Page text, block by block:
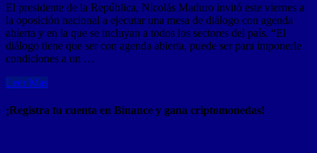
El presidente de la República, Nicolás Maduro invitó este viernes a
la oposición nacional a ejecutar una mesa de diálogo con agenda
abierta y en la que se incluyan a todos los sectores del país. “El
diálogo tiene que ser con agenda abierta, puede ser para imponerle
condiciones a un …
Leer Mas
¡Registra tu cuenta en Binance y gana criptomonedas!